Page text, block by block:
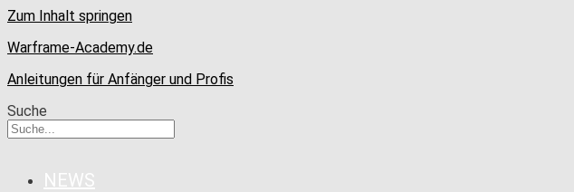
Zum Inhalt springen
Warframe-Academy.de
Anleitungen für Anfänger und Profis
Suche
NEWS